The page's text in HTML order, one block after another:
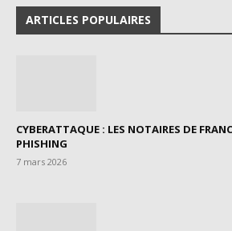
ARTICLES POPULAIRES
CYBERATTAQUE : LES NOTAIRES DE
PHISHING
7 mars 2026